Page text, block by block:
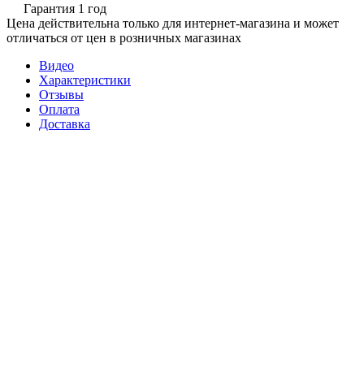
Гарантия 1 год
Цена действительна только для интернет-магазина и может
отличаться от цен в розничных магазинах
Видео
Характеристики
Отзывы
Оплата
Доставка